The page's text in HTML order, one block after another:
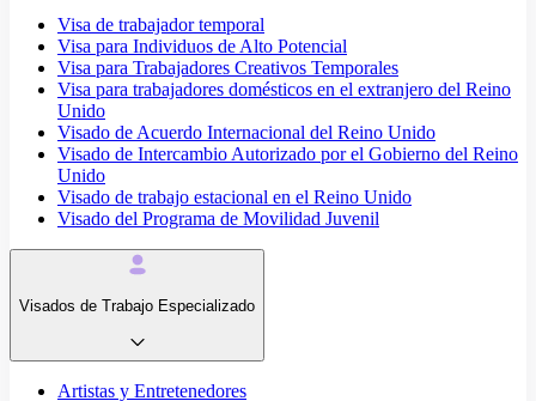
Visa de trabajador temporal
Visa para Individuos de Alto Potencial
Visa para Trabajadores Creativos Temporales
Visa para trabajadores domésticos en el extranjero del Reino
Unido
Visado de Acuerdo Internacional del Reino Unido
Visado de Intercambio Autorizado por el Gobierno del Reino
Unido
Visado de trabajo estacional en el Reino Unido
Visado del Programa de Movilidad Juvenil
Visados de Trabajo Especializado
Artistas y Entretenedores